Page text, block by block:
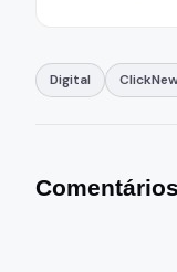
Digital
Comentários